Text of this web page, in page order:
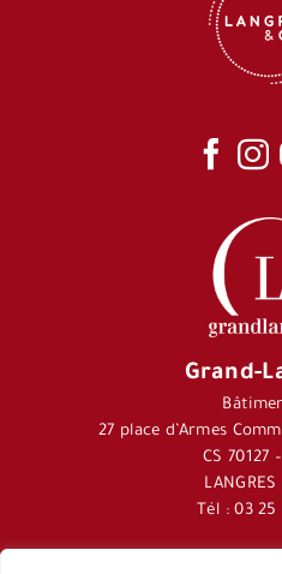
Grand-
27 place d’Armes
CS 70127
LANGRES
Tél : 03 25